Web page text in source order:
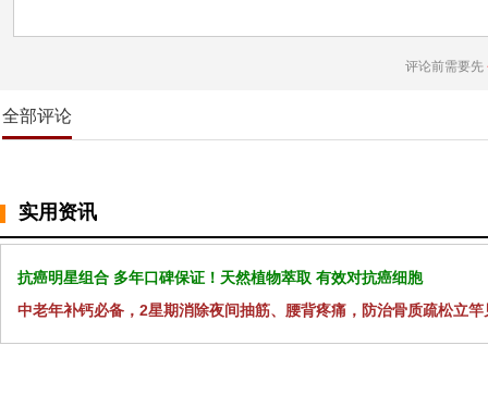
评论前需要先
全部评论
实用资讯
抗癌明星组合 多年口碑保证！天然植物萃取 有效对抗癌细胞
中老年补钙必备，2星期消除夜间抽筋、腰背疼痛，防治骨质疏松立竿